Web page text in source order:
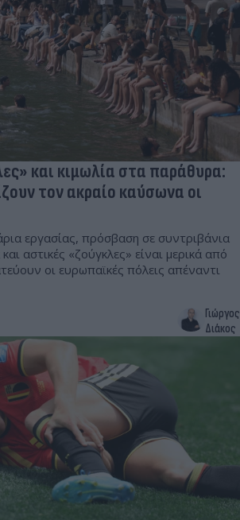
και κιμωλία στα παράθυρα:
τον ακραίο καύσωνα οι
εργασίας, πρόσβαση σε συντριβάνια
αστικές «ζούγκλες» είναι μερικά από
οι ευρωπαϊκές πόλεις απέναντι
Γιώργος
Διάκος